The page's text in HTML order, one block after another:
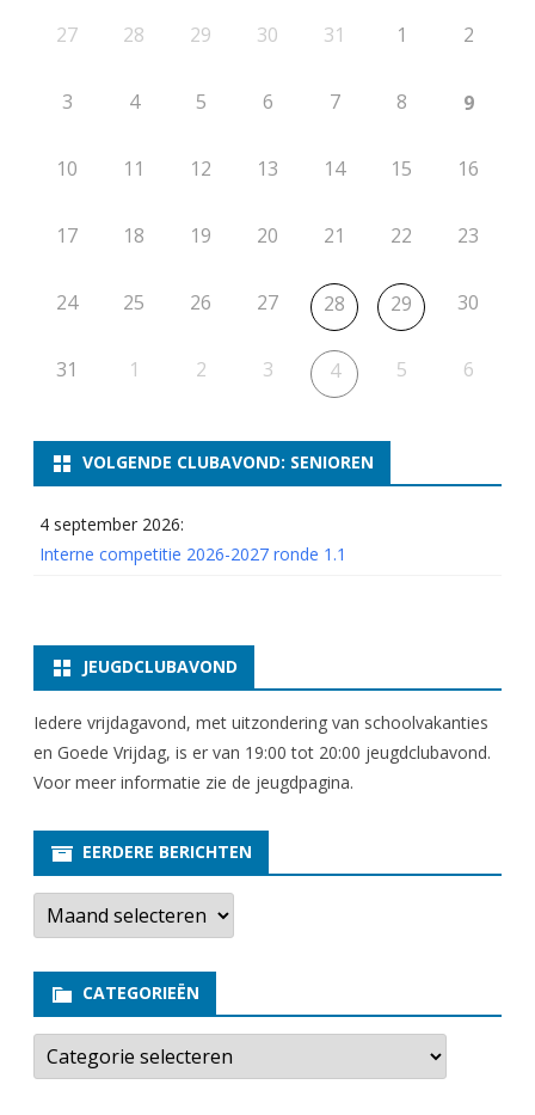
27
28 29 30 31 1 2
3 4 5 6 7 8 9
10 11 12 13 14 15 16
17 18 19 20 21 22 23
24 25 26 27 28 29 30
31 1 2 3 4 5 6
VOLGENDE CLUBAVOND: SENIOREN
4 september 2026:
Interne competitie 2026-2027 ronde 1.1
JEUGDCLUBAVOND
Iedere vrijdagavond, met uitzondering van schoolvakanties
en Goede Vrijdag, is er van 19:00 tot 20:00 jeugdclubavond.
Voor meer informatie zie de jeugdpagina.
EERDERE BERICHTEN
E
r
e
e
b
r
CATEGORIEËN
C
t